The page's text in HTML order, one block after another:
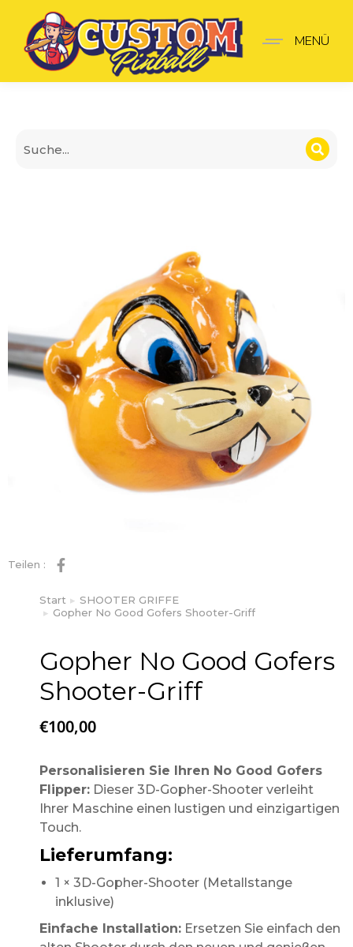
Gopher No Good
MENÜ
Teilen :
Sie befinden sich hier:
Start
SHOOTER GRIFFE
Gopher No Good Gofers Shooter-Griff
Gopher No Good Gofers
Shooter-Griff
€100,00
Personalisieren Sie Ihren No Good Gofers
Flipper: Dieser 3D-Gopher-Shooter verleiht
Ihrer Maschine einen lustigen und einzigartigen
Touch.
Lieferumfang:
1 × 3D-Gopher-Shooter (Metallstange
inklusive)
Einfache Installation: Ersetzen Sie einfach den